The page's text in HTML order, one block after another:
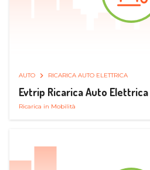
AUTO RICARICA AUTO ELETTRICA
Evtrip Ricarica Auto Elettrica
Ricarica in Mobilità